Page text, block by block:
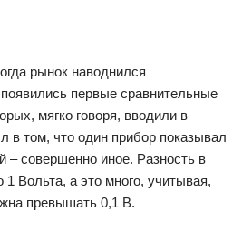
рынок наводнился
первые сравнительные
мягко говоря, вводили в
в том, что один прибор показывал
– совершенно иное. Разность в
1 Вольта, а это много, учитывая,
превышать 0,1 В.